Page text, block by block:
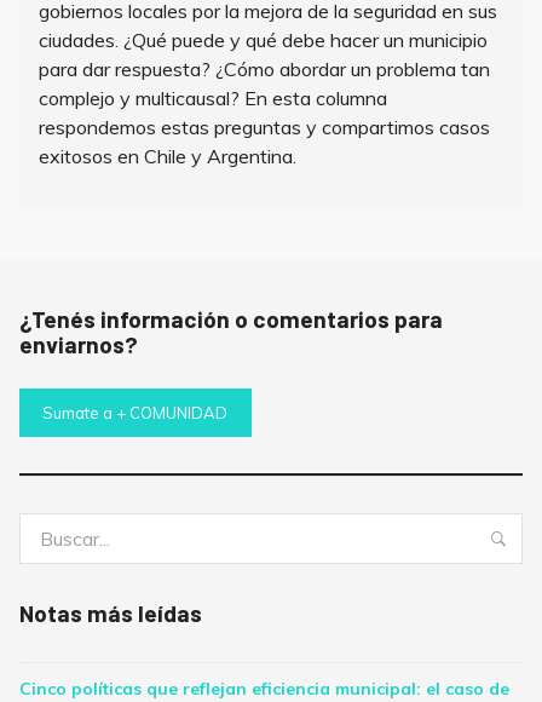
gobiernos locales por la mejora de la seguridad en sus
ciudades. ¿Qué puede y qué debe hacer un municipio
para dar respuesta? ¿Cómo abordar un problema tan
complejo y multicausal? En esta columna
respondemos estas preguntas y compartimos casos
exitosos en Chile y Argentina.
¿Tenés información o comentarios para
enviarnos?
Sumate a + COMUNIDAD
Notas más leídas
Cinco políticas que reflejan eficiencia municipal: el caso de